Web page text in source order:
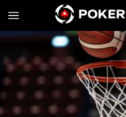
Vai al contenuto